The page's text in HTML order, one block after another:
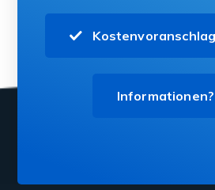
Informationen?